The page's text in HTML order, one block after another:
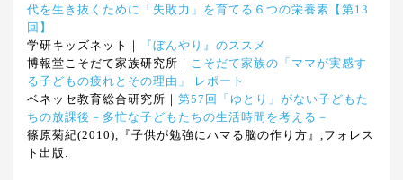
代を生き抜くために「失敗力」を育てる６つの栄養素【第13
回】
学研キッズネット｜
『ぼんやり』のススメ
博報堂こそだて家族研究所｜ こそだて家族の「ママが実感す
る子どもの疲れとその理由」 レポート
ベネッセ教育総合研究所｜ 第57回「ゆとり」がない子どもた
ちの放課後－多忙な子どもたちの生活時間を考える－
篠原菊紀(2010),『子供が勉強にハマる脳の作り方』,フォレス
ト出版.